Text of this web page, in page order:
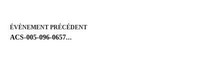
ÉVÈNEMENT PRÉCÉDENT
ACS-005-096-0657...